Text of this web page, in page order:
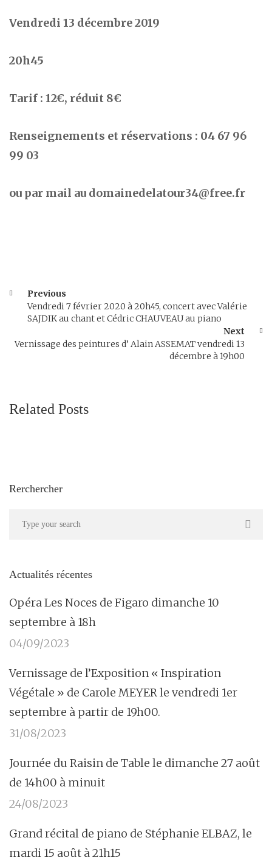
Vendredi 13 décembre 2019
20h45
Tarif : 12€, réduit 8€
Renseignements et réservations : 04 67 96
99 03
ou par mail au domainedelatour34@free.fr
Previous
Vendredi 7 février 2020 à 20h45, concert avec Valérie
SAJDIK au chant et Cédric CHAUVEAU au piano
Next
Vernissage des peintures d’ Alain ASSEMAT vendredi 13
décembre à 19h00
Related Posts
Rerchercher
Actualités récentes
Opéra Les Noces de Figaro dimanche 10
septembre à 18h
04/09/2023
Vernissage de l’Exposition « Inspiration
Végétale » de Carole MEYER le vendredi 1er
septembre à partir de 19h00.
31/08/2023
Journée du Raisin de Table le dimanche 27 août
de 14h00 à minuit
24/08/2023
Grand récital de piano de Stéphanie ELBAZ, le
mardi 15 août à 21h15